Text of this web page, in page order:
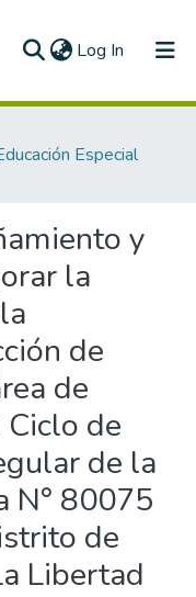
Log In (current)
Especial
y
la
de
de
de
de la
N° 80075
de
Libertad